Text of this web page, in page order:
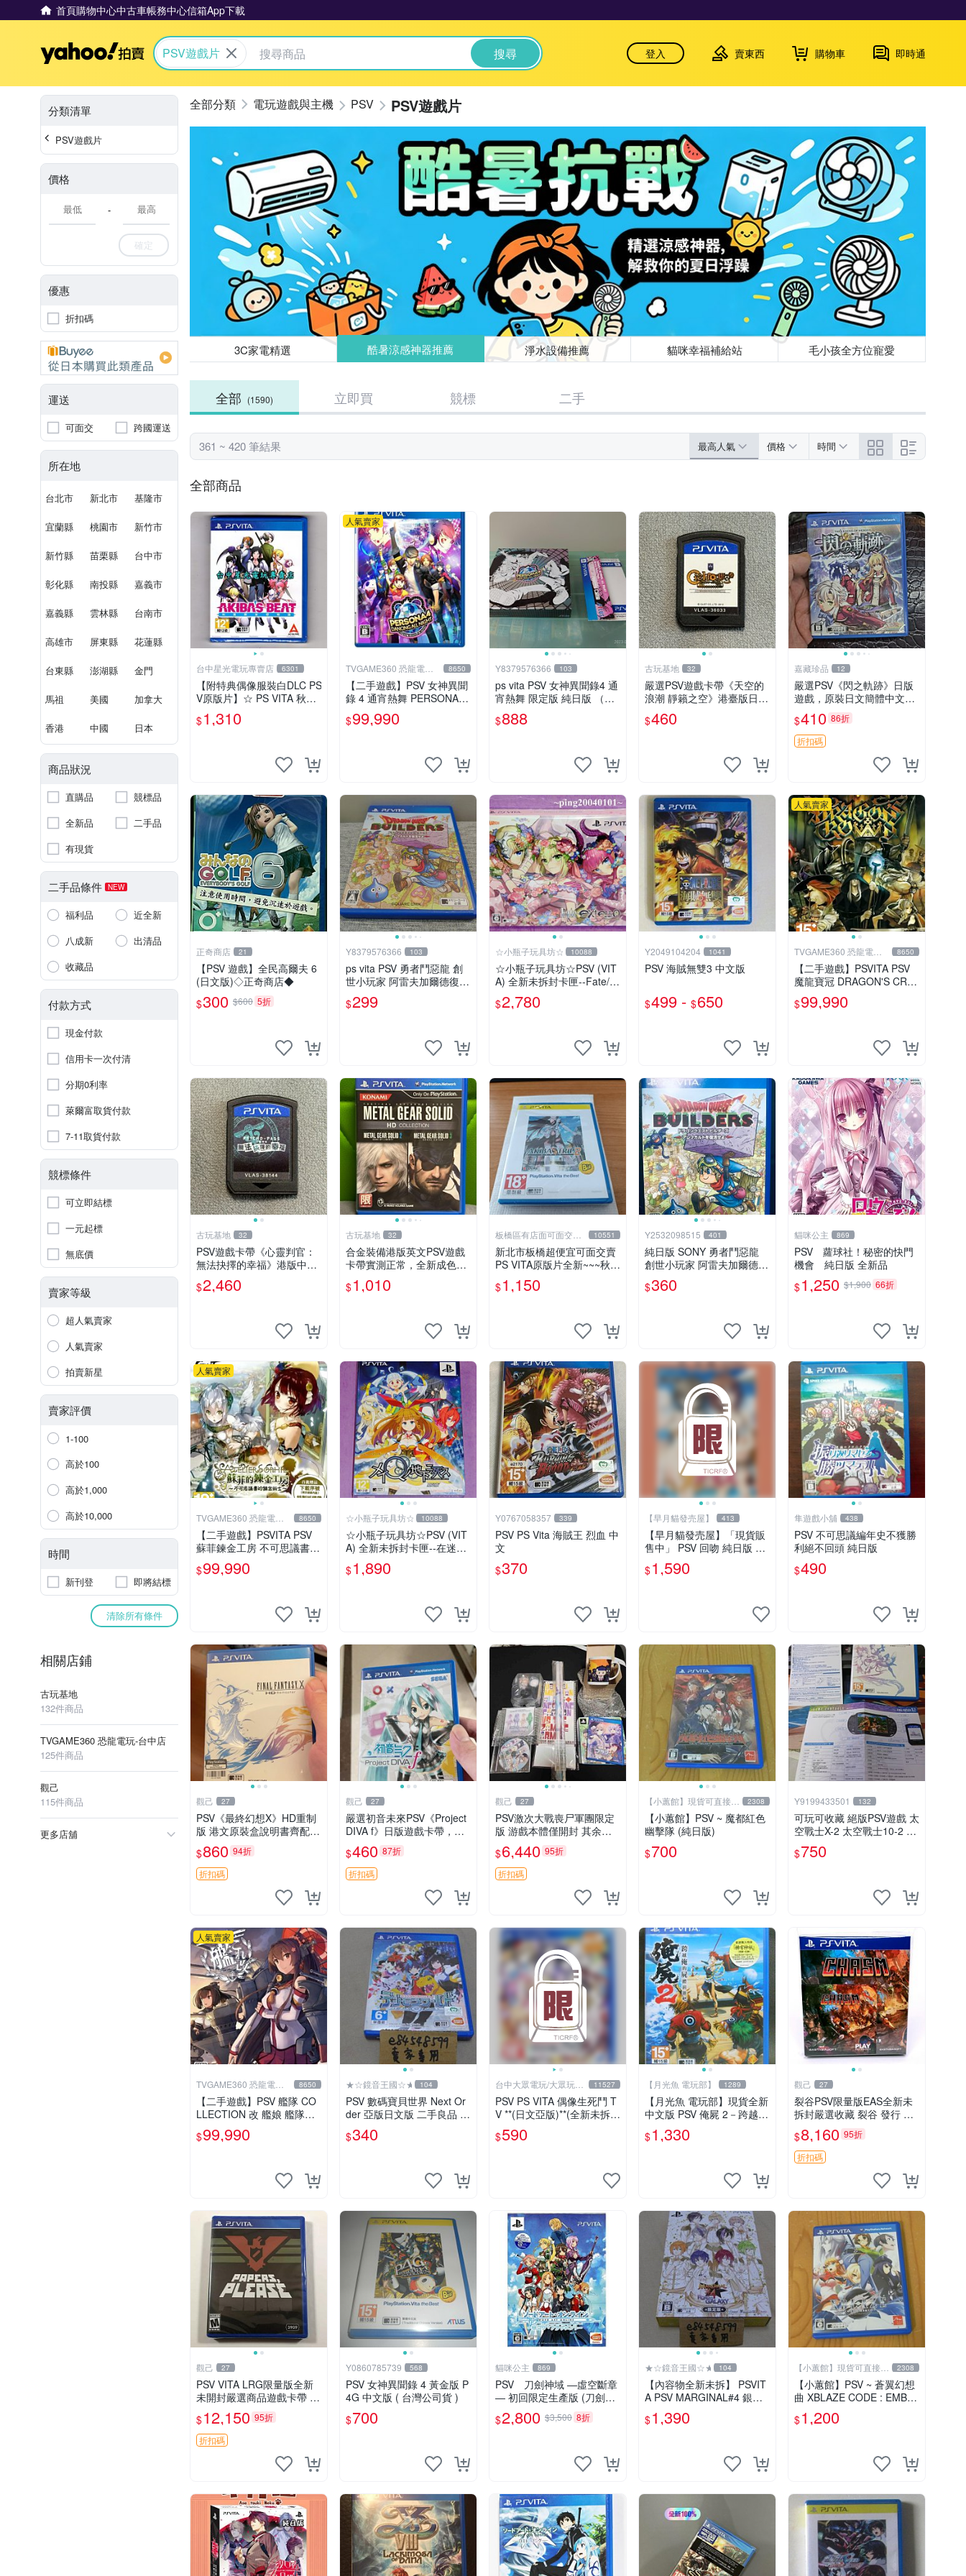
首頁購物中心中古車帳務中心信箱App下載
Yahoo拍賣
PSV遊戲片 搜尋 登入 賣東西 購物車 即時通
分類清單
PSV遊戲片
價格
-
確定
優惠
折扣碼
運送
可面交 跨國運送
所在地
台北市 新北市 基隆市
宜蘭縣 桃園市 新竹市
新竹縣 苗栗縣 台中市
彰化縣 南投縣 嘉義市
嘉義縣 雲林縣 台南市
高雄市 屏東縣 花蓮縣
台東縣 澎湖縣 金門
馬祖 美國 加拿大
香港 中國 日本
商品狀況
直購品
競標品
全新品
二手品
有現貨
二手品條件 NEW
福利品
近全新
八成新
出清品
收藏品
付款方式
現金付款
信用卡一次付清
分期0利率
萊爾富取貨付款
7-11取貨付款
競標條件
可立即結標
一元起標
無底價
賣家等級
超人氣賣家
人氣賣家
拍賣新星
賣家評價
1-100
高於100
高於1,000
高於10,000
時間
新刊登 即將結標
清除所有條件
相關店鋪
古玩基地
132件商品
TVGAME360 恐龍電玩-台中店
125件商品
觀己
115件商品
更多店舖
電玩遊戲與主機 PSV PSV遊戲片
3C家電精選 酷暑涼感神器推薦 淨水設備推薦 貓咪幸福補給站 毛小孩全方位寵愛
全部 (1590) 立即買 競標 二手
361 ~ 420 筆結果 最高人氣 價格 時間
全部商品
台中星光電玩專賣店 6301
【附特典偶像服裝白DLC PS
V原版片】☆ PS VITA 秋葉
原妄想物語 秋葉潮物語 ☆
中文版全新品【台中星光電
$1,310
人氣賣家
TVGAME360 恐龍電玩- 8650
【二手遊戲】PSV 女神異聞
錄 4 通宵熱舞 PERSONA 4
DANCING ALL NIGHT 日文
版 台中恐龍
$99,990
Y8379576366 103
ps vita PSV 女神異聞錄4 通
宵熱舞 限定版 純日版 （編
號17）
$888
古玩基地 32
嚴選PSV遊戲卡帶《天空的
浪潮 靜籟之空》港臺版日文
裸卡，需聯網遊玩。支援單
機雙人對戰，限索尼PSV機
$460
嘉藏珍品 12
嚴選PSV《閃之軌跡》日版
遊戲，原裝日文簡體中文字
幕，附完整盒帶說明書，全
新未拆封狀態 閃之軌跡 PSV
日版盒帶說明書
$410 86折
折扣碼
正奇商店 21
【PSV 遊戲】全民高爾夫 6
(日文版)◇正奇商店◆
$300 $600 5折
Y8379576366 103
ps vita PSV 勇者鬥惡龍 創
世小玩家 阿雷夫加爾德復興
記 純日版 （編號15）
$299
☆小瓶子玩具坊☆ 10088
☆小瓶子玩具坊☆PSV (VIT
A) 全新未拆封卡匣--Fate/E
XTELLA 限定版 (日版)
$2,780
Y2049104204 1041
PSV 海賊無雙3 中文版
$499 - $650
人氣賣家
TVGAME360 恐龍電玩- 8650
【二手遊戲】PSVITA PSV
魔龍寶冠 DRAGON'S CRO
WN 中文版【台中恐龍電
玩】
$99,990
古玩基地 32
PSV遊戲卡帶《心靈判官：
無法抉擇的幸福》港版中文
裸卡實測正常索尼原裝機器
專用不得退換單次兩張起享
$2,460
古玩基地 32
合金裝備港版英文PSV遊戲
卡帶實測正常，全新成色隨
圖確認，嚴選 giochi 光盞
游戲
$1,010
板橋區有店面可面交高
價回收電玩
10551
新北市板橋超便宜可面交賣
PS VITA原版片全新~~~秋葉
脫物語2 中文版~~~便宜賣
$1,150
Y2532098515 401
純日版 SONY 勇者鬥惡龍
創世小玩家 阿雷夫加爾德復
興記9成新盒裝完整現貨馬
上出
$360
貓咪公主 869
PSV 蘿球社！秘密的快門
機會 純日版 全新品
$1,250 $1,900 66折
人氣賣家
TVGAME360 恐龍電玩- 8650
【二手遊戲】PSVITA PSV
蘇菲鍊金工房 不可思議書的
鍊金術士 中文版【台中恐龍
電玩】
$99,990
☆小瓶子玩具坊☆ 10088
☆小瓶子玩具坊☆PSV (VIT
A) 全新未拆封卡匣--在迷宮
地下死去 限定版 (亞版日文
版)
$1,890
Y0767058357 339
PSV PS Vita 海賊王 烈血 中
文
$370
【早月貓發売屋】 413
【早月貓發売屋】「現貨販
售中」 PSV 回吻 純日版 日
文版 限定版 ※VirtualBox※
$1,590
隼遊戲小舖 438
PSV 不可思議編年史不獲勝
利絕不回頭 純日版
$490
觀己 27
PSV《最終幻想X》HD重制
版 港文原裝盒說明書齊配
主機支援 中文介面 卡帶全
新 單機佳作 同城直送 重制
遊戲 現代RPG
$860 94折
折扣碼
觀己 27
嚴選初音未來PSV《Project
DIVA f》日版遊戲卡帶，全
新原裝盒附贈AR直播功能，
30首歌曲與80套服裝等你來
挑戰 PSV 主機專用 電玩 卡
$460 87折
折扣碼
觀己 27
PSV激次大戰喪尸軍團限定
版 游戲本體僅開封 其余全
新 游戲機 玩家必備 新品嚴
選 限定游戲 喪尸題材
$6,440 95折
折扣碼
【小蕙館】現貨可直接下
標
2308
【小蕙館】PSV ~ 魔都紅色
幽擊隊 (純日版)
$700
Y9199433501 132
可玩可收藏 絕版PSV遊戲 太
空戰士X-2 太空戰士10-2 FF
X FF10-2 中文版
$750
人氣賣家
TVGAME360 恐龍電玩- 8650
【二手遊戲】PSV 艦隊 CO
LLECTION 改 艦娘 艦隊收
藏 KANTAI 日文版【台中恐
龍電玩】
$99,990
★☆鏡音王國☆★ 104
PSV 數碼寶貝世界 Next Or
der 亞版日文版 二手良品 デ
ジモンワールド Digimon W
orld
$340
台中大眾電玩/大眾玩具
店
11527
PSV PS VITA 偶像生死鬥 T
V **(日文亞版)**(全新未拆商
品)【台中大眾電玩】
$590
【月光魚 電玩部】 1289
【月光魚 電玩部】現貨全新
中文版 PSV 俺屍 2－跨越俺
的屍體前進吧 一般版 亞版
中文版 俺屍 2 降鬼
$1,330
觀己 27
裂谷PSV限量版EAS全新未
拆封嚴選收藏 裂谷 發行 限
量
$8,160 95折
折扣碼
觀己 27
PSV VITA LRG限量版全新
未開封嚴選商品遊戲卡帶 P
SVita LRG 卡帶 限量 新品
盒裝 游戲機配件
$12,150 95折
折扣碼
Y0860785739 568
PSV 女神異聞錄 4 黃金版 P
4G 中文版 ( 台灣公司貨 )
$700
貓咪公主 869
PSV 刀劍神域 ―虛空斷章
― 初回限定生產版 (刀劍神
域 虛空斷章 限定版) 純日
版 全新品
$2,800 $3,500 8折
★☆鏡音王國☆★ 104
【內容物全新未拆】 PSVIT
A PSV MARGINAL#4 銀河
之路 限定版 日版日文版 純
日版
$1,390
【小蕙館】現貨可直接下
標
2308
【小蕙館】PSV ~ 蒼翼幻想
曲 XBLAZE CODE : EMBRY
O (純日版)
$1,200